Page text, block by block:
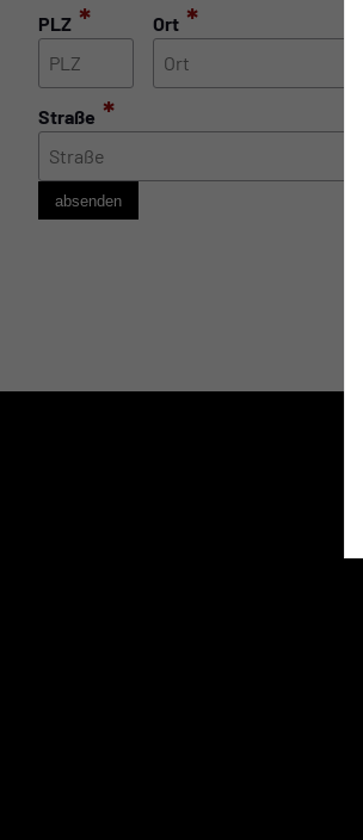
PLZ * Ort *
Straße *
absenden